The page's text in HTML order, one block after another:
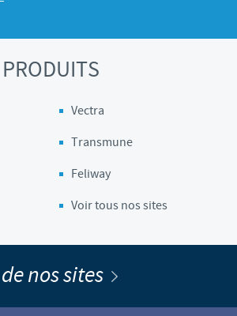
Vectra
Transmune
Feliway
Voir tous nos sites
nos sites